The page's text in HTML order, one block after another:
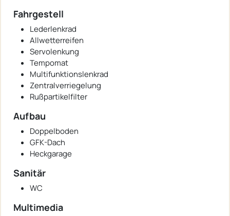
Fahrgestell
Lederlenkrad
Allwetterreifen
Servolenkung
Tempomat
Multifunktionslenkrad
Zentralverriegelung
Rußpartikelfilter
Aufbau
Doppelboden
GFK-Dach
Heckgarage
Sanitär
WC
Multimedia